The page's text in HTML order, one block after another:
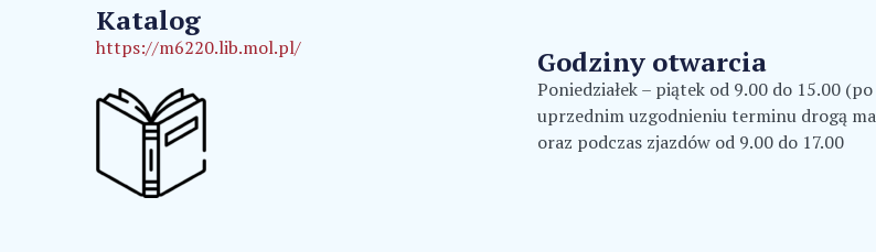
Katalog
https://m6220.lib.mol.pl/ Godziny otwarcia
Poniedziałek – piątek od 9.00 do 15.00 (po
uprzednim uzgodnieniu terminu drogą
oraz podczas zjazdów od 9.00 do 17.00